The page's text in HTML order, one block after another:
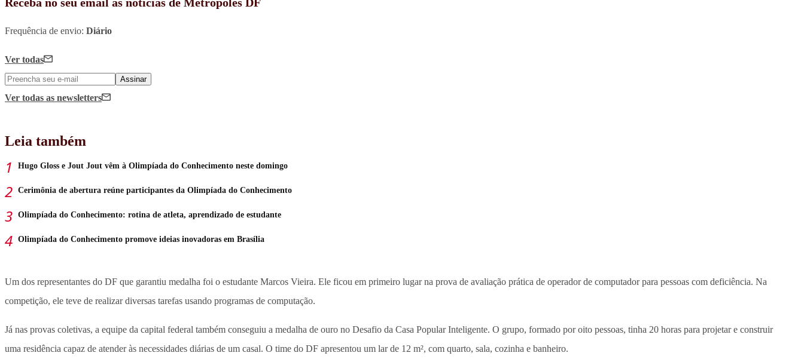
Frequência de envio: Diário
Ver todas
Assinar
Ver todas as newsletters
Leia também
Hugo Gloss e Jout Jout vêm à Olimpíada do Conhecimento neste domingo
Cerimônia de abertura reúne participantes da Olimpíada do Conhecimento
Olimpíada do Conhecimento: rotina de atleta, aprendizado de estudante
Olimpíada do Conhecimento promove ideias inovadoras em Brasília
Um dos representantes do DF que garantiu medalha foi o estudante Marcos Vieira. Ele ficou em primeiro lugar na prova de avaliação prática de operador de computador para pessoas com deficiência. Na
competição, ele teve de realizar diversas tarefas usando programas de computação.
Já nas provas coletivas, a equipe da capital federal também conseguiu a medalha de ouro no Desafio da Casa Popular Inteligente. O grupo, formado por oito pessoas, tinha 20 horas para projetar e construir
uma residência capaz de atender às necessidades diárias de um casal. O time do DF apresentou um lar de 12 m², com quarto, sala, cozinha e banheiro.